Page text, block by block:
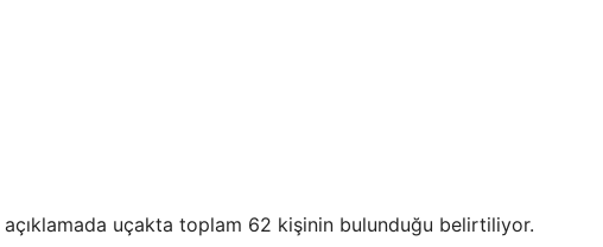
açıklamada uçakta toplam 62 kişinin bulunduğu belirtiliyor.